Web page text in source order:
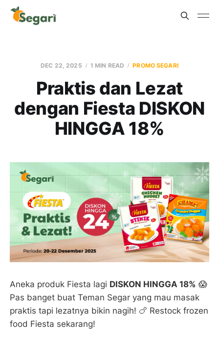
DEC 22, 2025 1 MIN READ PROMO SEGARI
Praktis dan Lezat
dengan Fiesta DISKON
HINGGA 18%
Aneka produk Fiesta lagi DISKON HINGGA 18% 😱
Pas banget buat Teman Segar yang mau masak
praktis tapi lezatnya bikin nagih! 🍗 Restock frozen
food Fiesta sekarang!